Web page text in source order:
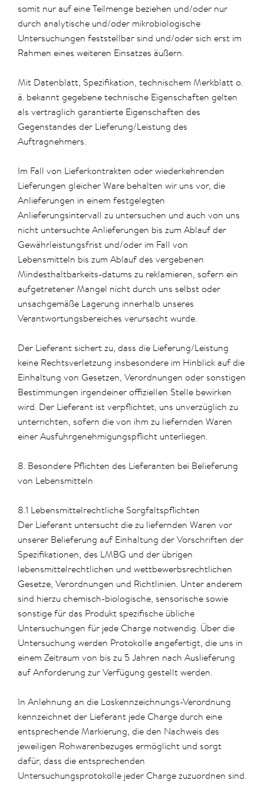
somit nur auf eine Teilmenge beziehen und/oder nur
durch analytische und/oder mikrobiologische
Untersuchungen feststellbar sind und/oder sich erst im
Rahmen eines weiteren Einsatzes äußern.
Mit Datenblatt, Spezifikation, technischem Merkblatt o.
ä. bekannt gegebene technische Eigenschaften gelten
als vertraglich garantierte Eigenschaften des
Gegenstandes der Lieferung/Leistung des
Auftragnehmers.
Im Fall von Lieferkontrakten oder wiederkehrenden
Lieferungen gleicher Ware behalten wir uns vor, die
Anlieferungen in einem festgelegten
Anlieferungsintervall zu untersuchen und auch von uns
nicht untersuchte Anlieferungen bis zum Ablauf der
Gewährleistungsfrist und/oder im Fall von
Lebensmitteln bis zum Ablauf des vergebenen
Mindesthaltbarkeits-datums zu reklamieren, sofern ein
aufgetretener Mangel nicht durch uns selbst oder
unsachgemäße Lagerung innerhalb unseres
Verantwortungsbereiches verursacht wurde.
Der Lieferant sichert zu, dass die Lieferung/Leistung
keine Rechtsverletzung insbesondere im Hinblick auf die
Einhaltung von Gesetzen, Verordnungen oder sonstigen
Bestimmungen irgendeiner offiziellen Stelle bewirken
wird. Der Lieferant ist verpflichtet, uns unverzüglich zu
unterrichten, sofern die von ihm zu liefernden Waren
einer Ausfuhrgenehmigungspflicht unterliegen.
8. Besondere Pflichten des Lieferanten bei Belieferung
von Lebensmitteln
8.1 Lebensmittelrechtliche Sorgfaltspflichten
Der Lieferant untersucht die zu liefernden Waren vor
unserer Belieferung auf Einhaltung der Vorschriften der
Spezifikationen, des LMBG und der übrigen
lebensmittelrechtlichen und wettbewerbsrechtlichen
Gesetze, Verordnungen und Richtlinien. Unter anderem
sind hierzu chemisch-biologische, sensorische sowie
sonstige für das Produkt spezifische übliche
Untersuchungen für jede Charge notwendig. Über die
Untersuchung werden Protokolle angefertigt, die uns in
einem Zeitraum von bis zu 5 Jahren nach Auslieferung
auf Anforderung zur Verfügung gestellt werden.
In Anlehnung an die Loskennzeichnungs-Verordnung
kennzeichnet der Lieferant jede Charge durch eine
entsprechende Markierung, die den Nachweis des
jeweiligen Rohwarenbezuges ermöglicht und sorgt
dafür, dass die entsprechenden
Untersuchungsprotokolle jeder Charge zuzuordnen sind.